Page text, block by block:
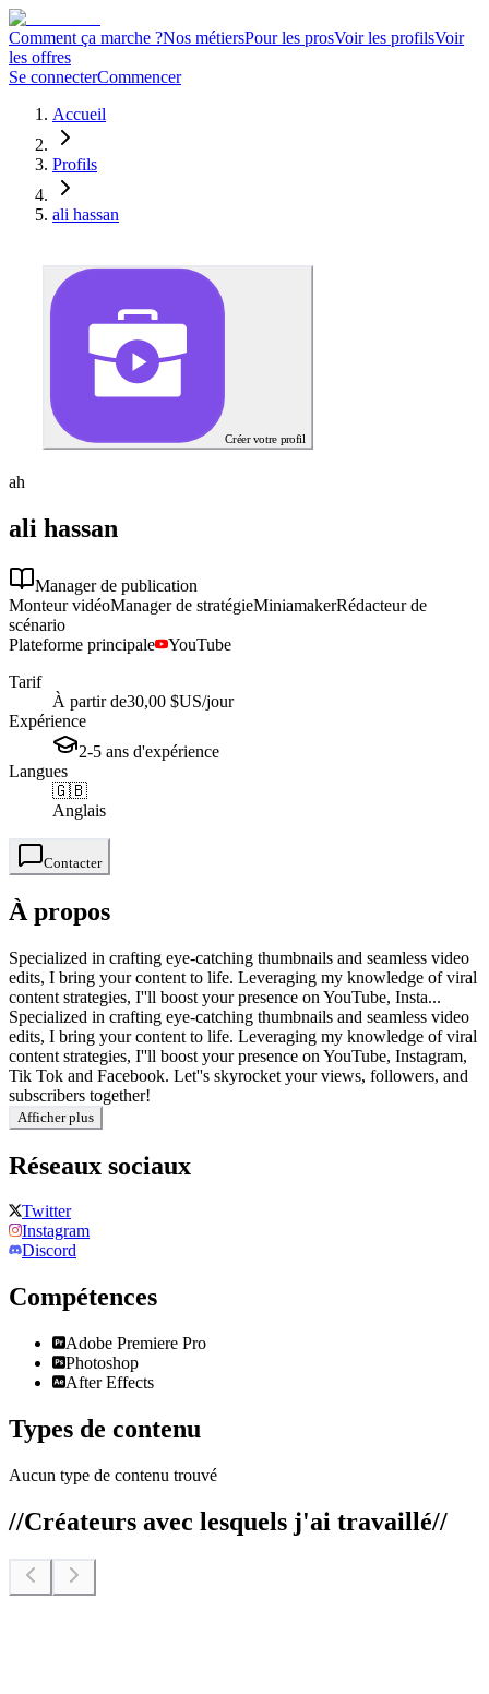
Comment ça marche ?Nos métiersPour les prosVoir les profilsVoir
les offres
Se connecterCommencer
Accueil
Profils
ali hassan
Créer votre profil
ah
ali hassan
Manager de publication
Monteur vidéoManager de stratégieMiniamakerRédacteur de
scénario
Plateforme principale
YouTube
Tarif
À partir de30,00 $US/jour
Expérience
2-5 ans d'expérience
Langues
🇬🇧
Anglais
Contacter
À propos
Specialized in crafting eye-catching thumbnails and seamless video
edits, I bring your content to life. Leveraging my knowledge of viral
content strategies, I''ll boost your presence on YouTube, Insta...
Specialized in crafting eye-catching thumbnails and seamless video
edits, I bring your content to life. Leveraging my knowledge of viral
content strategies, I''ll boost your presence on YouTube, Instagram,
Tik Tok and Facebook. Let''s skyrocket your views, followers, and
subscribers together!
Afficher plus
Réseaux sociaux
Twitter
Instagram
Discord
Compétences
Adobe Premiere Pro
Photoshop
After Effects
Types de contenu
Aucun type de contenu trouvé
//Créateurs avec lesquels j'ai travaillé//